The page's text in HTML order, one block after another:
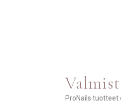
ProNails tuotteet